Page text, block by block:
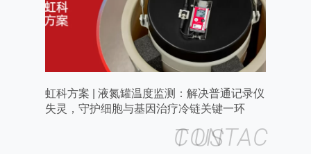
虹科方案 | 液氮罐温度监测：解决普通记录仪
失灵，守护细胞与基因治疗冷链关键一环
CONTACT US